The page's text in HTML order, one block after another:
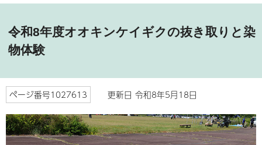
令和8年度オオキンケイギクの抜き取りと染
物体験
ページ番号1027613 更新日 令和8年5月18日